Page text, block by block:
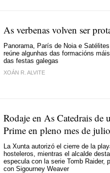
As verbenas volven ser
Panorama, París de Noia e
reúne algunhas das formacións
das festas galegas
XOÁN R. ALVITE
Rodaje en As Catedrais de
Prime en pleno mes de julio
La Xunta autorizó el cierre de la
hosteleros, mientras el alcalde
especula con la serie Tomb Raider,
con Sigourney Weaver